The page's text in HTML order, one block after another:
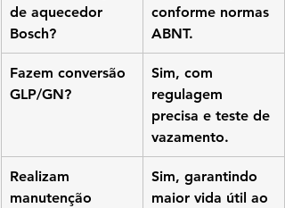
de aquecedor
Bosch?
conforme normas
ABNT.
Fazem conversão
GLP/GN?
Sim, com
regulagem
precisa e teste de
vazamento.
Realizam
manutenção
Sim, garantindo
maior vida útil ao